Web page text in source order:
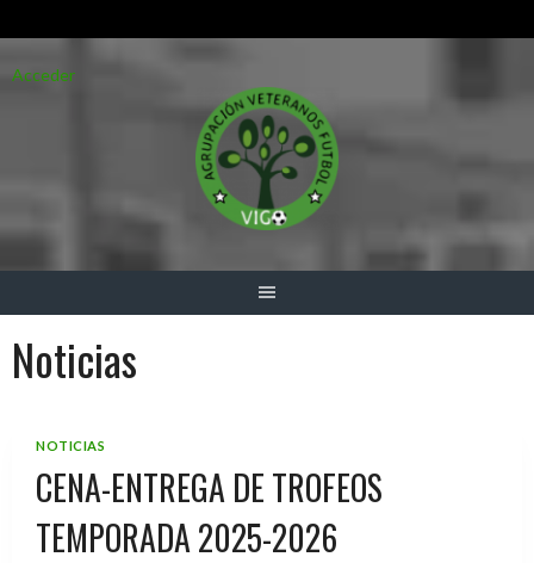
alAcceder
Noticias
NOTICIAS
CENA-ENTREGA DE TROFEOS
TEMPORADA 2025-2026